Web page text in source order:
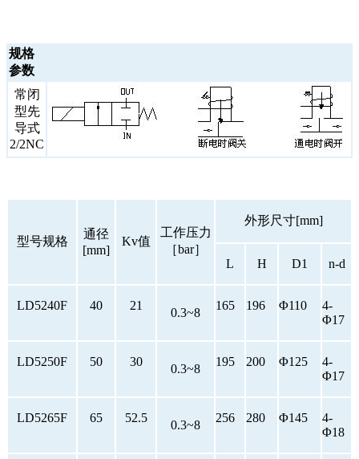
规格
参数
常闭
型先
导式
2/2NC
型号规格
通径
[mm]
Kv值
工作压力
［bar］
外形尺寸[mm]
L H D1 n-d
LD5240F 40 21
0.3~8
165 196 Φ110
4-
Φ17
LD5250F 50 30
0.3~8
195 200 Φ125
4-
Φ17
LD5265F 65 52.5
0.3~8
256 280 Φ145
4-
Φ18